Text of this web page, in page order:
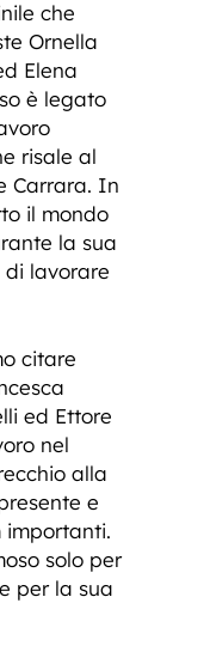
che
Ornella
Elena
è legato
risale al
Carrara. In
il mondo
la sua
di lavorare
citare
ed Ettore
nel
alla
e
importanti.
solo per
per la sua